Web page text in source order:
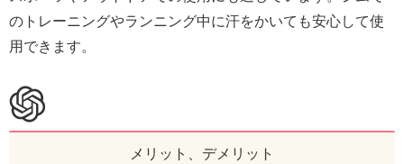
のトレーニングやランニング中に汗をかいても安心して使
用できます。
メリット、デメリット